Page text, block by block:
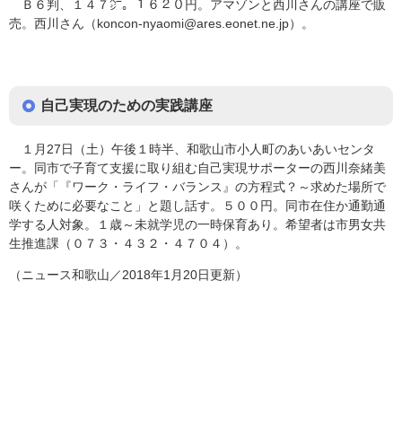
Ｂ６判、１４７㌻。１６２０円。アマゾンと西川さんの講座で販
売。西川さん（koncon-nyaomi@ares.eonet.ne.jp）。
自己実現のための実践講座
１月27日（土）午後１時半、和歌山市小人町のあいあいセンタ
ー。同市で子育て支援に取り組む自己実現サポーターの西川奈緒美
さんが「『ワーク・ライフ・バランス』の方程式？～求めた場所で
咲くために必要なこと」と題し話す。５００円。同市在住か通勤通
学する人対象。１歳～未就学児の一時保育あり。希望者は市男女共
生推進課（０７３・４３２・４７０４）。
（ニュース和歌山／2018年1月20日更新）